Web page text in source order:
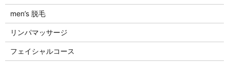
men’s 脱毛
リンパマッサージ
フェイシャルコース